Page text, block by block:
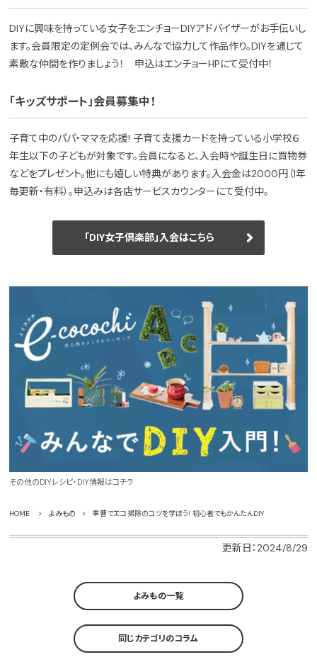
DIYに興味を持っている女子をエンチョーDIYアドバイザーがお手伝いし
ます。会員限定の定例会では、みんなで協力して作品作り。DIYを通じて
素敵な仲間を作りましょう！ 申込はエンチョーHPにて受付中！
「キッズサポート」会員募集中！
子育て中のパパ・ママを応援! 子育て支援カードを持っている小学校６
年生以下の子どもが対象です。会員になると、入会時や誕生日に買物券
などをプレゼント。他にも嬉しい特典があります。入会金は2000円（1年
毎更新・有料）。申込みは各店サービスカウンターにて受付中。
「DIY女子倶楽部」入会はこちら
その他のDIYレシピ・DIY情報はコチラ
HOME よみもの 重曹でエコ掃除のコツを学ぼう! 初心者でもかんたんDIY
更新日：2024/8/29
よみもの一覧
同じカテゴリのコラム